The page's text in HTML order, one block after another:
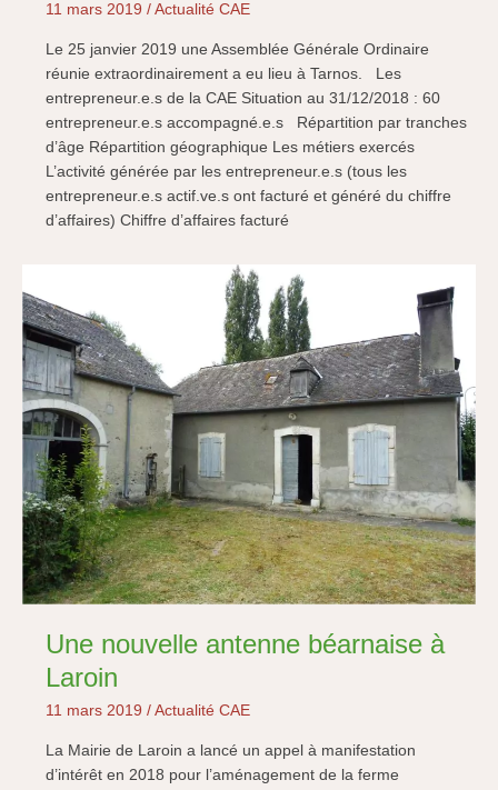
11 mars 2019 / Actualité CAE
Le 25 janvier 2019 une Assemblée Générale Ordinaire
réunie extraordinairement a eu lieu à Tarnos. Les
entrepreneur.e.s de la CAE Situation au 31/12/2018 : 60
entrepreneur.e.s accompagné.e.s Répartition par tranches
d’âge Répartition géographique Les métiers exercés
L’activité générée par les entrepreneur.e.s (tous les
entrepreneur.e.s actif.ve.s ont facturé et généré du chiffre
d’affaires) Chiffre d’affaires facturé
Une nouvelle antenne béarnaise à
Laroin
11 mars 2019 / Actualité CAE
La Mairie de Laroin a lancé un appel à manifestation
d’intérêt en 2018 pour l’aménagement de la ferme